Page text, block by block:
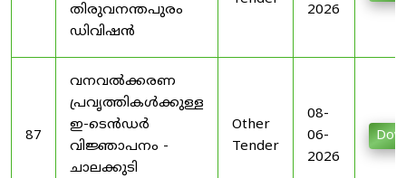
തിരുവനന്തപുരം
ഡിവിഷൻ
2026
87
വനവൽക്കരണ
പ്രവൃത്തികൾക്കുള്ള
ഇ-ടെൻഡർ
വിജ്ഞാപനം -
ചാലക്കുടി
Other
Tender
08-
06-
2026